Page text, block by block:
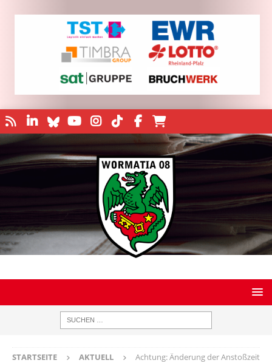
STARTSEITE AKTUELL
Achtung: Änderung der Anstoßzeit